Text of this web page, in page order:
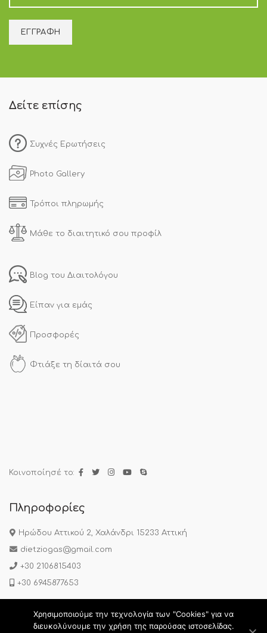
Δείτε επίσης
Συχνές Ερωτήσεις
Photo Gallery
Τρόποι πληρωμής
Μάθε το διαιτητικό σου προφίλ
Blog του Διαιτολόγου
Είπαν για εμάς
Προσφορές
Φτιάξε τη δίαιτά σου
Κοινοποίησέ το:
Πληροφορίες
Ηρώδου Αττικού 2, Χαλάνδρι 15233 Αττική
dietziogas@gmail.com
+30 2106815403
+30 6945877653
Πολιτική Απορρήτου | Όροι Χρήσης Συχνές Ερωτήσεις
Χρησιμοποιούμε την τεχνολογία των "Cookies" για να
διευκολύνουμε την χρήση της παρούσας ιστοσελίδας.